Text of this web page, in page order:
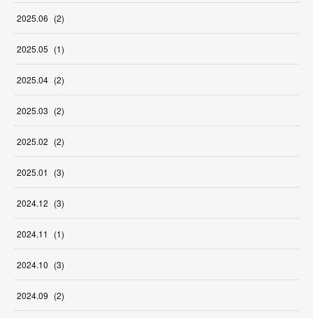
2025.06 (2)
2025.05 (1)
2025.04 (2)
2025.03 (2)
2025.02 (2)
2025.01 (3)
2024.12 (3)
2024.11 (1)
2024.10 (3)
2024.09 (2)